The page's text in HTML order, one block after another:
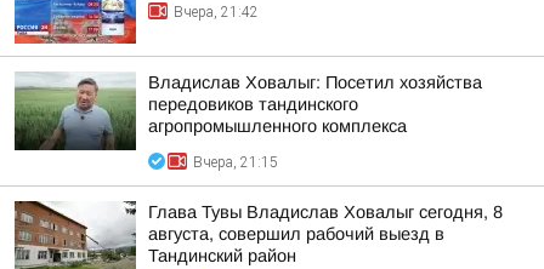
Вчера, 21:42
Владислав Ховалыг: Посетил хозяйства
передовиков тандинского
агропромышленного комплекса
Вчера, 21:15
Глава Тувы Владислав Ховалыг сегодня, 8
августа, совершил рабочий выезд в
Тандинский район